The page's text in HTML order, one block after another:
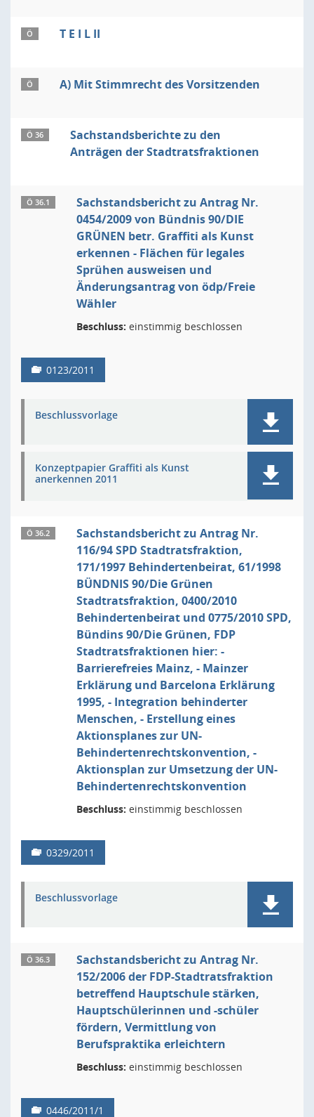
Ö T E I L II
Ö A) Mit Stimmrecht des Vorsitzenden
Ö 36
Sachstandsberichte zu den
Anträgen der Stadtratsfraktionen
Ö 36.1
Sachstandsbericht zu Antrag Nr.
0454/2009 von Bündnis 90/DIE
GRÜNEN betr. Graffiti als Kunst
erkennen - Flächen für legales
Sprühen ausweisen und
Änderungsantrag von ödp/Freie
Wähler
Beschluss: einstimmig beschlossen
0123/2011
Beschlussvorlage
Konzeptpapier Graffiti als Kunst
anerkennen 2011
Ö 36.2
Sachstandsbericht zu Antrag Nr.
116/94 SPD Stadtratsfraktion,
171/1997 Behindertenbeirat, 61/1998
BÜNDNIS 90/Die Grünen
Stadtratsfraktion, 0400/2010
Behindertenbeirat und 0775/2010 SPD,
Bündins 90/Die Grünen, FDP
Stadtratsfraktionen hier: -
Barrierefreies Mainz, - Mainzer
Erklärung und Barcelona Erklärung
1995, - Integration behinderter
Menschen, - Erstellung eines
Aktionsplanes zur UN-
Behindertenrechtskonvention, -
Aktionsplan zur Umsetzung der UN-
Behindertenrechtskonvention
Beschluss: einstimmig beschlossen
0329/2011
Beschlussvorlage
Ö 36.3
Sachstandsbericht zu Antrag Nr.
152/2006 der FDP-Stadtratsfraktion
betreffend Hauptschule stärken,
Hauptschülerinnen und -schüler
fördern, Vermittlung von
Berufspraktika erleichtern
Beschluss: einstimmig beschlossen
0446/2011/1